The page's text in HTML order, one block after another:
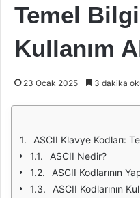
Temel
Kullanım
23 Ocak 2025 3 dakika
ASCII Klavye Kodları:
ASCII Nedir?
ASCII Kodlarının
ASCII Kodlarının